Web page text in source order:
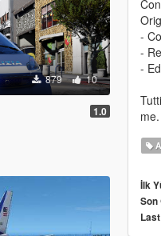
879 10
1.0
-
-
-
me.
İlk
Son